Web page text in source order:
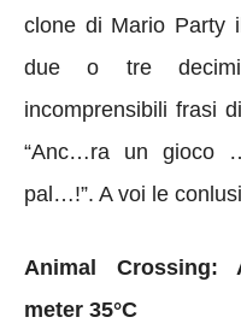
clone di Mario Party
due o tre decimi
incomprensibili frasi
“Anc…ra un gioco
pal…!”. A voi le
Animal Crossing:
meter 35°C